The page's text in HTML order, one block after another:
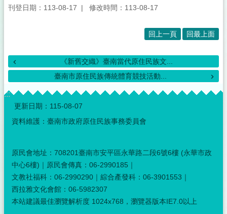
刊登日期：113-08-17 修改時間：113-08-17
回上一頁 回最上面
《新舊交織》臺南當代原住民族文...
臺南市原住民族傳統體育競技活動...
:::
更新日期： 115-08-07
資料維護：臺南市政府原住民族事務委員會
原民會地址：708201臺南市安平區永華路二段6號6樓 (永華市政
中心6樓)｜原民會傳真：06-2990185｜
文教社福科：06-2990290｜綜合產發科：06-3901553｜
西拉雅文化會館：06-5982307
本站建議最佳瀏覽解析度 1024x768，瀏覽器版本IE7.0以上